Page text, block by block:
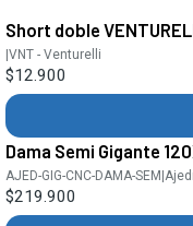
Short doble
|VNT - Venturelli
$12.900
Dama Semi Gigante
AJED-GIG-CNC-DAMA-SEM |
$219.900